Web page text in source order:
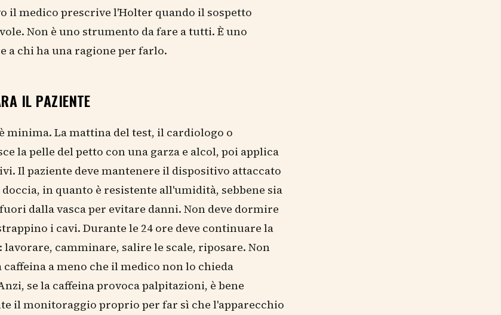
il medico prescrive l'Holter quando il sospetto
Non è uno strumento da fare a tutti. È uno
a chi ha una ragione per farlo.
IL PAZIENTE
minima. La mattina del test, il cardiologo o
la pelle del petto con una garza e alcol, poi applica
Il paziente deve mantenere il dispositivo attaccato
in quanto è resistente all'umidità, sebbene sia
dalla vasca per evitare danni. Non deve dormire
i cavi. Durante le 24 ore deve continuare la
lavorare, camminare, salire le scale, riposare. Non
a meno che il medico non lo chieda
se la caffeina provoca palpitazioni, è bene
il monitoraggio proprio per far sì che l'apparecchio